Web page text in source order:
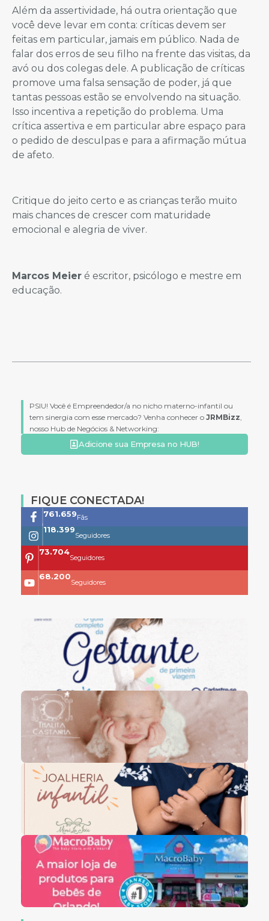
Além da assertividade, há outra orientação que
você deve levar em conta: críticas devem ser
feitas em particular, jamais em público. Nada de
falar dos erros de seu filho na frente das visitas, da
avó ou dos colegas dele. A publicação de críticas
promove uma falsa sensação de poder, já que
tantas pessoas estão se envolvendo na situação.
Isso incentiva a repetição do problema. Uma
crítica assertiva e em particular abre espaço para
o pedido de desculpas e para a afirmação mútua
de afeto.
Critique do jeito certo e as crianças terão muito
mais chances de crescer com maturidade
emocional e alegria de viver.
Marcos Meier é escritor, psicólogo e mestre em
educação.
PSIU! Você é Empreendedor/a no nicho materno-infantil ou
tem sinergia com esse mercado? Venha conhecer o JRMBizz,
nosso Hub de Negócios & Networking:
Adicione sua Empresa no HUB!
FIQUE CONECTADA!
761.659Fãs
118.399
Seguidores
73.704
Seguidores
68.200
Seguidores